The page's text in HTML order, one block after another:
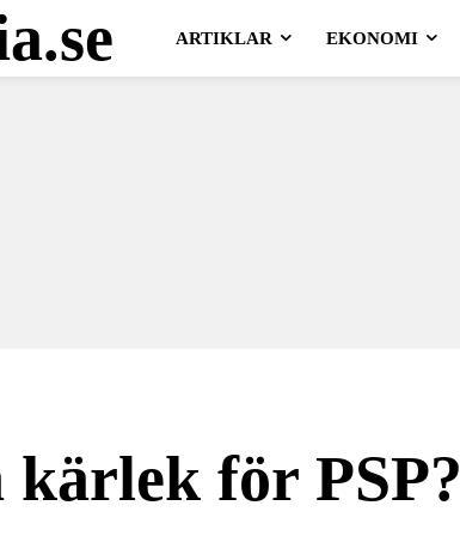
ARTIKLAR EKONOMI
kärlek för PSP?